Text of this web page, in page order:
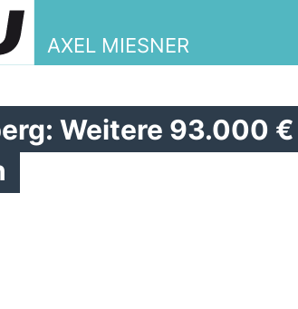
AXEL MIESNER
Weitere 93.000 €